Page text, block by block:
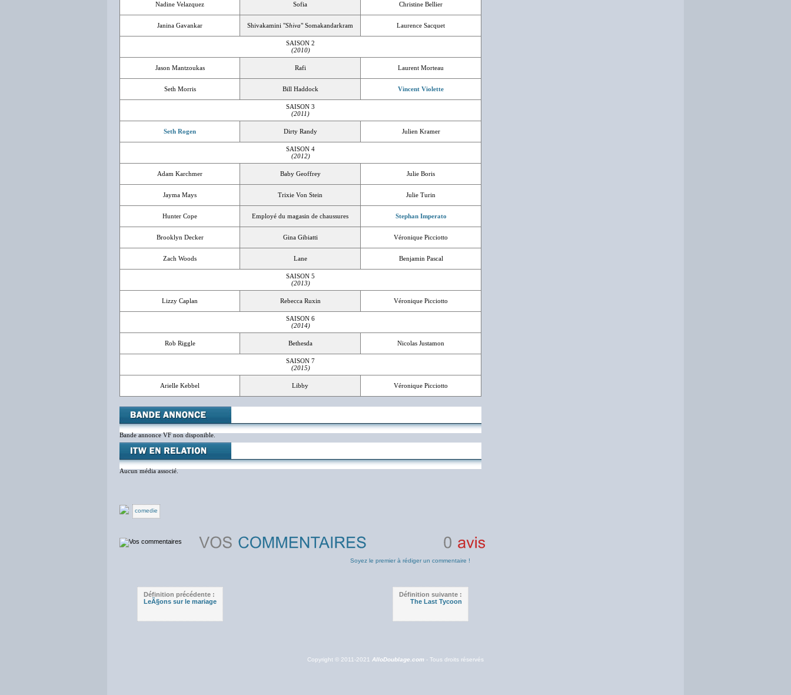
Nadine Velazquez Sofia Christine Bellier
Janina Gavankar Shivakamini "Shiva" Somakandarkram Laurence Sacquet
SAISON 2
(2010)
Jason Mantzoukas Rafi Laurent Morteau
Seth Morris Bill Haddock Vincent Violette
SAISON 3
(2011)
Seth Rogen Dirty Randy Julien Kramer
SAISON 4
(2012)
Adam Karchmer Baby Geoffrey Julie Boris
Jayma Mays Trixie Von Stein Julie Turin
Hunter Cope Employé du magasin de chaussures Stephan Imperato
Brooklyn Decker Gina Gibiatti Véronique Picciotto
Zach Woods Lane Benjamin Pascal
SAISON 5
(2013)
Lizzy Caplan Rebecca Ruxin Véronique Picciotto
SAISON 6
(2014)
Rob Riggle Bethesda Nicolas Justamon
SAISON 7
(2015)
Arielle Kebbel Libby Véronique Picciotto
Bande annonce VF non disponible.
Aucun média associé.
comedie
Soyez le premier à rédiger un commentaire !
Définition précédente :
LeÃ§ons sur le mariage
Définition suivante :
The Last Tycoon
Copyright © 2011-2021 AlloDoublage.com - Tous droits réservés